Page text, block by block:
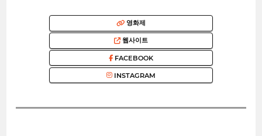
영화제
웹사이트
FACEBOOK
INSTAGRAM